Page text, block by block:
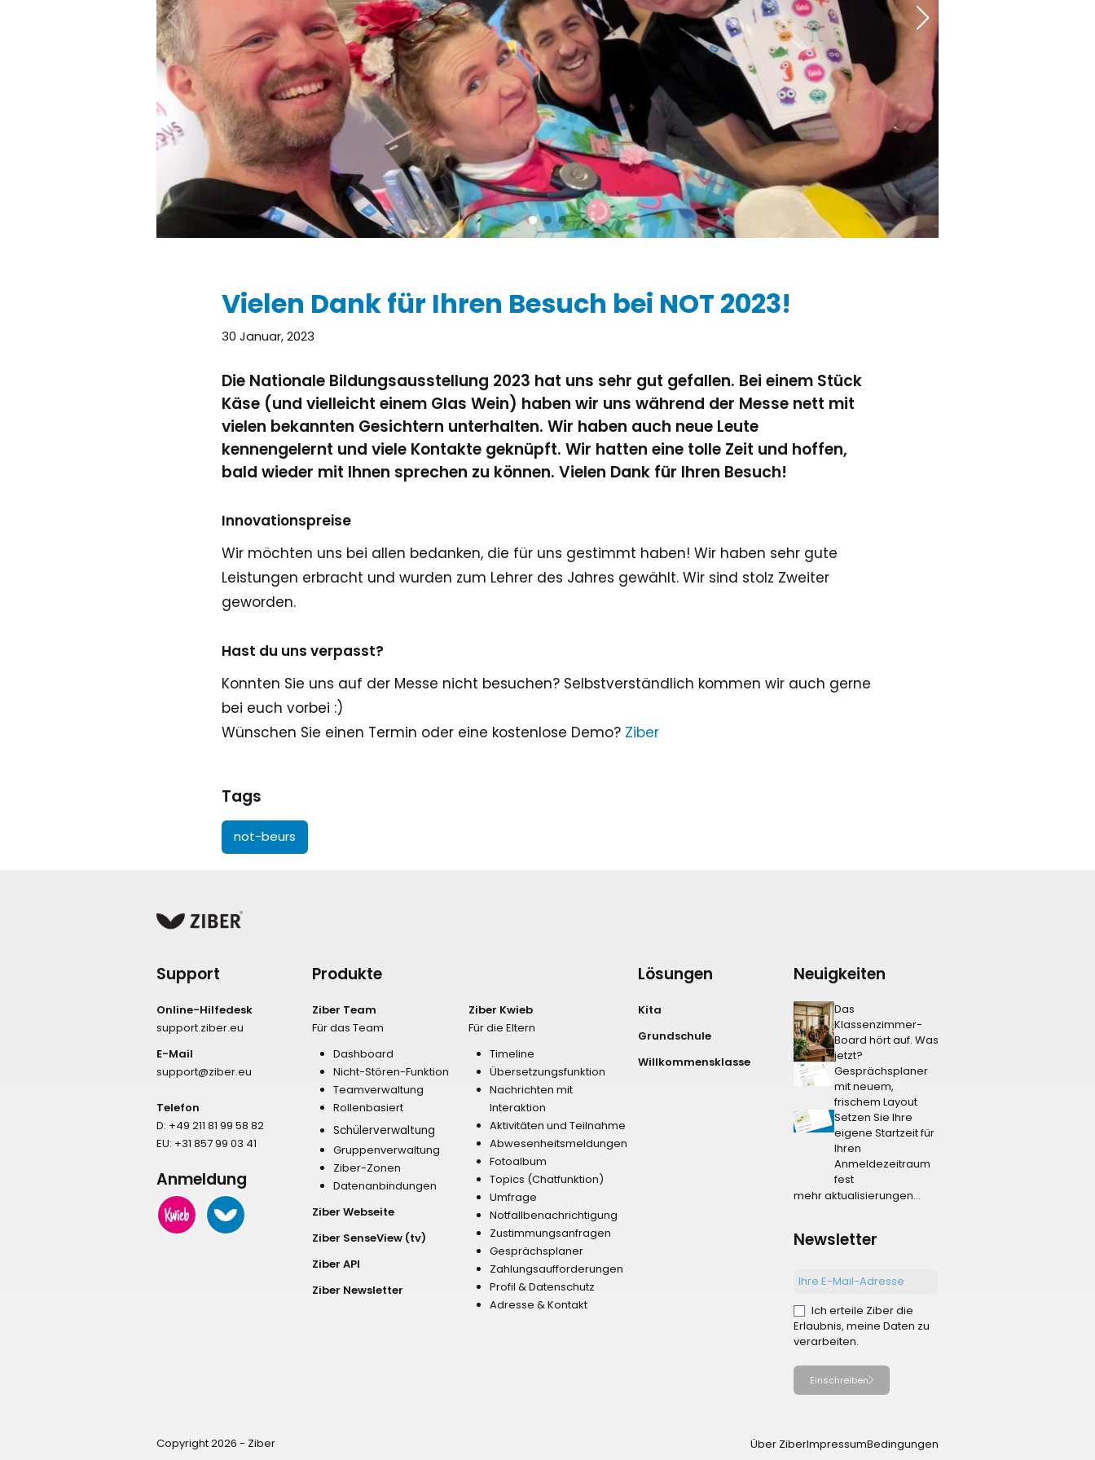
Ziber SenseView
Infoscreen im Gebäude
Ziber API
Verknüpfe andere Plattformen über die API
Zustimmungsanfragen
Gesprächsplaner
Zahlungsaufforderungen
Profil & Datenschutz
Adresse und Kontakt
Vielen Dank für Ihren Besuch bei NOT 2023!
30 Januar, 2023
Die Nationale Bildungsausstellung 2023 hat uns sehr gut gefallen. Bei einem Stück
Käse (und vielleicht einem Glas Wein) haben wir uns während der Messe nett mit
vielen bekannten Gesichtern unterhalten. Wir haben auch neue Leute
kennengelernt und viele Kontakte geknüpft. Wir hatten eine tolle Zeit und hoffen,
bald wieder mit Ihnen sprechen zu können. Vielen Dank für Ihren Besuch!
Innovationspreise
Wir möchten uns bei allen bedanken, die für uns gestimmt haben! Wir haben sehr gute
Leistungen erbracht und wurden zum Lehrer des Jahres gewählt. Wir sind stolz Zweiter
geworden.
Hast du uns verpasst?
Konnten Sie uns auf der Messe nicht besuchen? Selbstverständlich kommen wir auch gerne
bei euch vorbei :)
Wünschen Sie einen Termin oder eine kostenlose Demo? Ziber
Tags
not-beurs
Support
Online-Hilfedesk
support.ziber.eu
E-Mail
support@ziber.eu
Telefon
D: +49 211 81 99 58 82
EU: +31 857 99 03 41
Anmeldung
Produkte
Ziber Team
Für das Team
Dashboard
Nicht-Stören-Funktion
Teamverwaltung
Rollenbasiert
Schülerverwaltung
Gruppenverwaltung
Ziber-Zonen
Datenanbindungen
Ziber Webseite
Ziber SenseView (tv)
Ziber API
Ziber Newsletter
Ziber Kwieb
Für die Eltern
Timeline
Übersetzungsfunktion
Nachrichten mit
Interaktion
Aktivitäten und Teilnahme
Abwesenheitsmeldungen
Fotoalbum
Topics (Chatfunktion)
Umfrage
Notfallbenachrichtigung
Zustimmungsanfragen
Gesprächsplaner
Zahlungsaufforderungen
Profil & Datenschutz
Adresse & Kontakt
Lösungen
Kita
Grundschule
Willkommensklasse
Neuigkeiten
Das
Klassenzimmer-
Board hört auf. Was
jetzt?
Gesprächsplaner
mit neuem,
frischem Layout
Setzen Sie Ihre
eigene Startzeit für
Ihren
Anmeldezeitraum
fest
mehr aktualisierungen...
Newsletter
Ich erteile Ziber die
Erlaubnis, meine Daten zu
verarbeiten.
Einschreiben
Copyright 2026 - Ziber Über ZiberImpressumBedingungen